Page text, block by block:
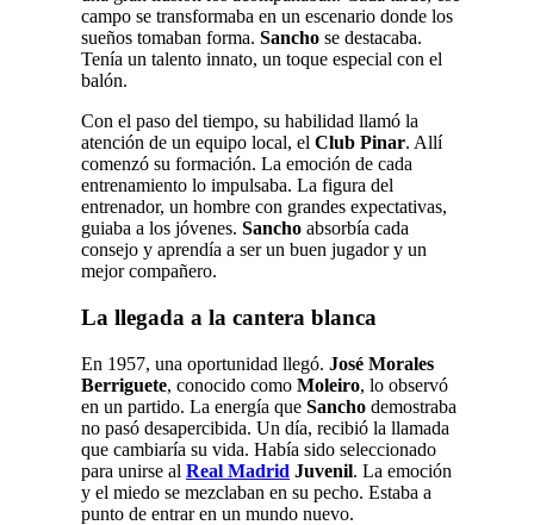
campo se transformaba en un escenario donde los
sueños tomaban forma. Sancho se destacaba.
Tenía un talento innato, un toque especial con el
balón.
Con el paso del tiempo, su habilidad llamó la
atención de un equipo local, el Club Pinar. Allí
comenzó su formación. La emoción de cada
entrenamiento lo impulsaba. La figura del
entrenador, un hombre con grandes expectativas,
guiaba a los jóvenes. Sancho absorbía cada
consejo y aprendía a ser un buen jugador y un
mejor compañero.
La llegada a la cantera blanca
En 1957, una oportunidad llegó. José Morales
Berriguete, conocido como Moleiro, lo observó
en un partido. La energía que Sancho demostraba
no pasó desapercibida. Un día, recibió la llamada
que cambiaría su vida. Había sido seleccionado
para unirse al Real Madrid Juvenil. La emoción
y el miedo se mezclaban en su pecho. Estaba a
punto de entrar en un mundo nuevo.